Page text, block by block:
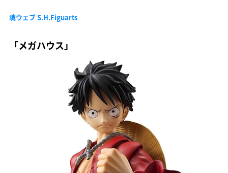
魂ウェブ S.H.Figuarts
「メガハウス」